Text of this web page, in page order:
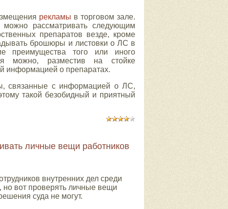
рекламы в торговом зале.
рассматривать следующим
препаратов везде, кроме
брошюры и листовки о ЛС в
преимущества того или иного
можно, разместив на стойке
информацией о препаратах.
связанные с информацией о ЛС,
такой безобидный и приятный
личные вещи работников
внутренних дел среди
но вот проверять личные вещи
суда не могут.